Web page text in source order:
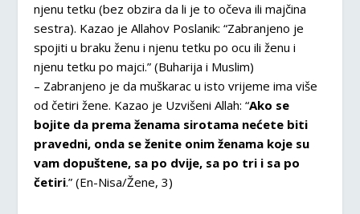
njenu tetku (bez obzira da li je to očeva ili majčina
sestra). Kazao je Allahov Poslanik: “Zabranjeno je
spojiti u braku ženu i njenu tetku po ocu ili ženu i
njenu tetku po majci.” (Buharija i Muslim)
– Zabranjeno je da muškarac u isto vrijeme ima više
od četiri žene. Kazao je Uzvišeni Allah: “Ako se
bojite da prema ženama sirotama nećete biti
pravedni, onda se ženite onim ženama koje su
vam dopuštene, sa po dvije, sa po tri i sa po
četiri.” (En-Nisa/Žene, 3)